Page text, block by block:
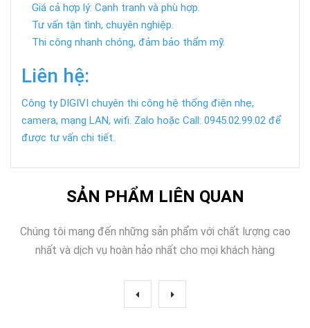
Giá cả hợp lý: Cạnh tranh và phù hợp.
Tư vấn tận tình, chuyên nghiệp.
Thi công nhanh chóng, đảm bảo thẩm mỹ.
Liên hệ:
Công ty DIGIVI chuyên thi công hệ thống điện nhẹ,
camera, mạng LAN, wifi. Zalo hoặc Call: 0945.02.99.02 để
được tư vấn chi tiết.
SẢN PHẨM LIÊN QUAN
Chúng tôi mang đến những sản phẩm với chất lượng cao
nhất và dịch vụ hoàn hảo nhất cho mọi khách hàng